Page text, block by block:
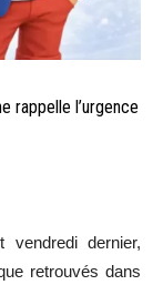
rappelle l’urgence
vendredi dernier,
retrouvés dans